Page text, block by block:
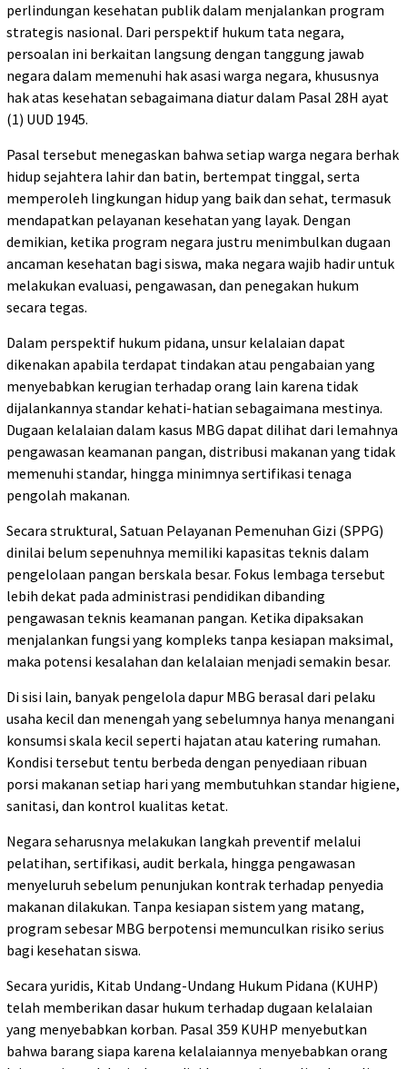
perlindungan kesehatan publik dalam menjalankan program
strategis nasional. Dari perspektif hukum tata negara,
persoalan ini berkaitan langsung dengan tanggung jawab
negara dalam memenuhi hak asasi warga negara, khususnya
hak atas kesehatan sebagaimana diatur dalam Pasal 28H ayat
(1) UUD 1945.
Pasal tersebut menegaskan bahwa setiap warga negara berhak
hidup sejahtera lahir dan batin, bertempat tinggal, serta
memperoleh lingkungan hidup yang baik dan sehat, termasuk
mendapatkan pelayanan kesehatan yang layak. Dengan
demikian, ketika program negara justru menimbulkan dugaan
ancaman kesehatan bagi siswa, maka negara wajib hadir untuk
melakukan evaluasi, pengawasan, dan penegakan hukum
secara tegas.
Dalam perspektif hukum pidana, unsur kelalaian dapat
dikenakan apabila terdapat tindakan atau pengabaian yang
menyebabkan kerugian terhadap orang lain karena tidak
dijalankannya standar kehati-hatian sebagaimana mestinya.
Dugaan kelalaian dalam kasus MBG dapat dilihat dari lemahnya
pengawasan keamanan pangan, distribusi makanan yang tidak
memenuhi standar, hingga minimnya sertifikasi tenaga
pengolah makanan.
Secara struktural, Satuan Pelayanan Pemenuhan Gizi (SPPG)
dinilai belum sepenuhnya memiliki kapasitas teknis dalam
pengelolaan pangan berskala besar. Fokus lembaga tersebut
lebih dekat pada administrasi pendidikan dibanding
pengawasan teknis keamanan pangan. Ketika dipaksakan
menjalankan fungsi yang kompleks tanpa kesiapan maksimal,
maka potensi kesalahan dan kelalaian menjadi semakin besar.
Di sisi lain, banyak pengelola dapur MBG berasal dari pelaku
usaha kecil dan menengah yang sebelumnya hanya menangani
konsumsi skala kecil seperti hajatan atau katering rumahan.
Kondisi tersebut tentu berbeda dengan penyediaan ribuan
porsi makanan setiap hari yang membutuhkan standar higiene,
sanitasi, dan kontrol kualitas ketat.
Negara seharusnya melakukan langkah preventif melalui
pelatihan, sertifikasi, audit berkala, hingga pengawasan
menyeluruh sebelum penunjukan kontrak terhadap penyedia
makanan dilakukan. Tanpa kesiapan sistem yang matang,
program sebesar MBG berpotensi memunculkan risiko serius
bagi kesehatan siswa.
Secara yuridis, Kitab Undang-Undang Hukum Pidana (KUHP)
telah memberikan dasar hukum terhadap dugaan kelalaian
yang menyebabkan korban. Pasal 359 KUHP menyebutkan
bahwa barang siapa karena kelalaiannya menyebabkan orang